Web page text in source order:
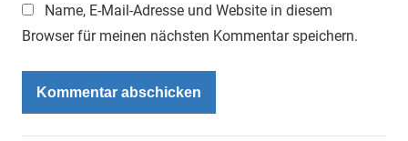
Name, E-Mail-Adresse und Website in diesem
Browser für meinen nächsten Kommentar speichern.